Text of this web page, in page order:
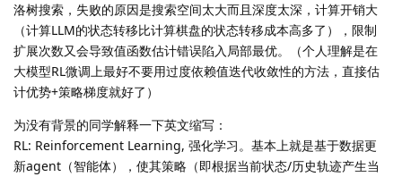
洛树搜索，失败的原因是搜索空间太大而且深度太深，计算开销大
（计算LLM的状态转移比计算棋盘的状态转移成本高多了），限制
扩展次数又会导致值函数估计错误陷入局部最优。（个人理解是在
大模型RL微调上最好不要用过度依赖值迭代收敛性的方法，直接估
计优势+策略梯度就好了）
为没有背景的同学解释一下英文缩写：
RL: Reinforcement Learning, 强化学习。基本上就是基于数据更
新agent（智能体），使其策略（即根据当前状态/历史轨迹产生当